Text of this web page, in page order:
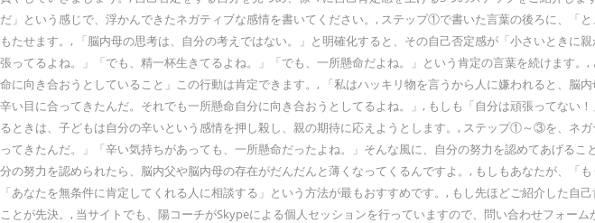
だ」という感じで、浮かんできたネガティブな感情を書いてください。, ステップ①で書いた言葉の後ろに、
もたせます。, 「脳内母の思考は、自分の考えではない。」と明確化すると、その自己否定感が「小さいとき
張ってるよね。」「でも、精一杯生きてるよね。」「でも、一所懸命だよね。」という肯定の言葉を続けます
命に向き合おうとしていること」この行動は肯定できます。, 「私はハッキリ物を言うから人に嫌われると、
辛い目に合ってきたんだ。それでも一所懸命自分に向き合おうとしてるよね。」, もしも「自分は頑張ってな
るときは、子どもは自分の辛いという感情を押し殺し、親の期待に応えようとします。, ステップ①～③を、ネ
ってきたんだ。」「辛い気持ちがあっても、一所懸命だったよね。」そんな風に、自分の努力を認めてあげる
分の努力を認められたら、脳内父や脳内母の存在がだんだんと薄くなってくるんですよ。, もしもあなたが、「
「あなたを無条件に肯定してくれる人に相談する」という方法が最もおすすめです。, もし先ほどご紹介した
ことが先決。, 当サイトでも、陽コーチがSkypeによる個人セッションを行っていますので、問い合わせフォー